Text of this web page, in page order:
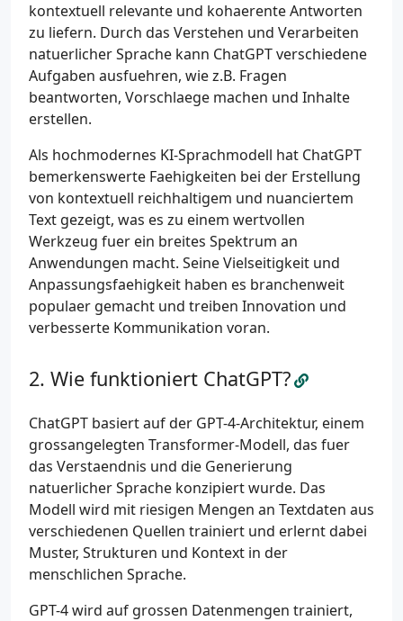
kontextuell relevante und kohaerente Antworten
zu liefern. Durch das Verstehen und Verarbeiten
natuerlicher Sprache kann ChatGPT verschiedene
Aufgaben ausfuehren, wie z.B. Fragen
beantworten, Vorschlaege machen und Inhalte
erstellen.
Als hochmodernes KI-Sprachmodell hat ChatGPT
bemerkenswerte Faehigkeiten bei der Erstellung
von kontextuell reichhaltigem und nuanciertem
Text gezeigt, was es zu einem wertvollen
Werkzeug fuer ein breites Spektrum an
Anwendungen macht. Seine Vielseitigkeit und
Anpassungsfaehigkeit haben es branchenweit
populaer gemacht und treiben Innovation und
verbesserte Kommunikation voran.
Wie funktioniert ChatGPT?
ChatGPT basiert auf der GPT-4-Architektur, einem
grossangelegten Transformer-Modell, das fuer
das Verstaendnis und die Generierung
natuerlicher Sprache konzipiert wurde. Das
Modell wird mit riesigen Mengen an Textdaten aus
verschiedenen Quellen trainiert und erlernt dabei
Muster, Strukturen und Kontext in der
menschlichen Sprache.
GPT-4 wird auf grossen Datenmengen trainiert,